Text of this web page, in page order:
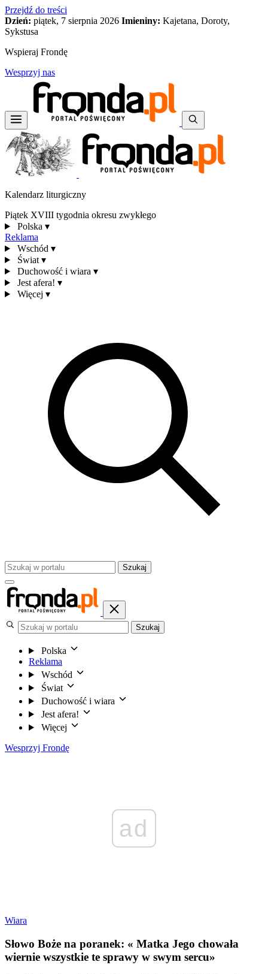
Przejdź do treści
Dzień: piątek, 7 sierpnia 2026 Imieniny: Kajetana, Doroty,
Sykstusa
Wspieraj Frondę
Wesprzyj nas
Kalendarz liturgiczny
Piątek XVIII tygodnia okresu zwykłego
Polska ▾
Reklama
Wschód ▾
Świat ▾
Duchowość i wiara ▾
Jest afera! ▾
Więcej ▾
Szukaj
Szukaj
Polska
Reklama
Wschód
Świat
Duchowość i wiara
Jest afera!
Więcej
Wesprzyj Frondę
ad
Wiara
Słowo Boże na poranek: « Matka Jego chowała
wiernie wszystkie te sprawy w swym sercu»